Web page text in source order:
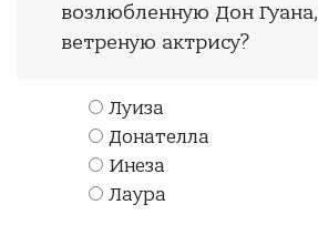
возлюбленную Дон
ветреную актрису?
Луиза
Донателла
Инеза
Лаура